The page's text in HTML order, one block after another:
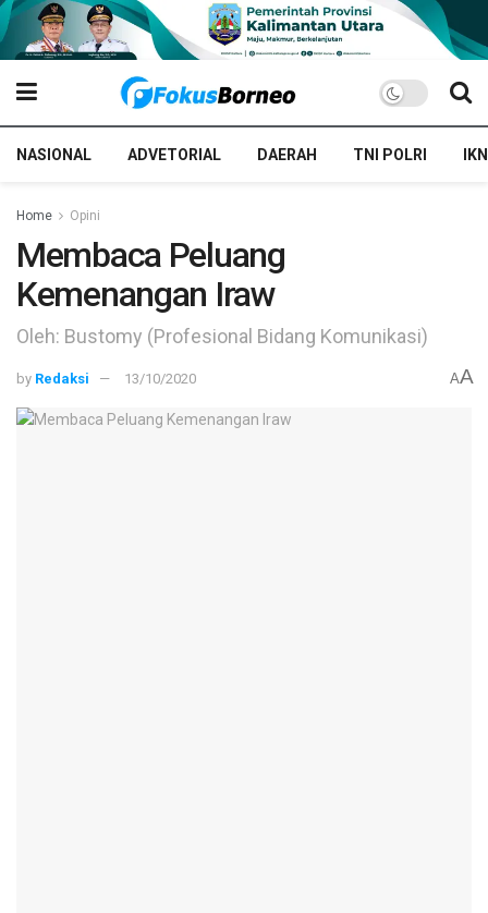
NASIONAL ADVETORIAL DAERAH TNI POLRI IKN
Home Opini
Membaca Peluang
Kemenangan Iraw
Oleh: Bustomy (Profesional Bidang Komunikasi)
by Redaksi 13/10/2020 AA